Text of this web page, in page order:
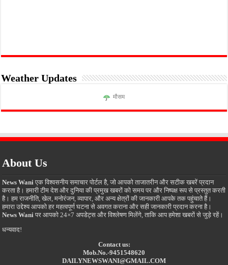
Weather Updates
मौसम
About Us
News Wani एक विश्वसनीय समाचार पोर्टल है, जो आपको ताजातरीन और सटीक खबरें प्रदान
करता है। हमारी टीम देश और दुनिया की प्रमुख खबरों को समय पर और निष्पक्ष रूप से प्रस्तुत करती
है। हम राजनीति, खेल, मनोरंजन, व्यापार, और अन्य क्षेत्रों की जानकारी आपके तक पहुंचाते हैं।
हमारा उद्देश्य आपको हर महत्वपूर्ण घटना से अवगत कराना और सही जानकारी प्रदान करना है।
News Wani पर आपको 24×7 अपडेट्स और विश्लेषण मिलेंगे, ताकि आप हमेशा खबरों से जुड़े रहें।
धन्यवाद!
Contact us:
Mob.No.-9451548620
DAILYNEWSWANI@GMAIL.COM